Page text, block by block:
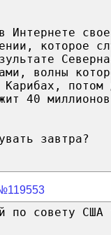
Интернете
которое
волны
Карибах,
40
завтра?
по совету США